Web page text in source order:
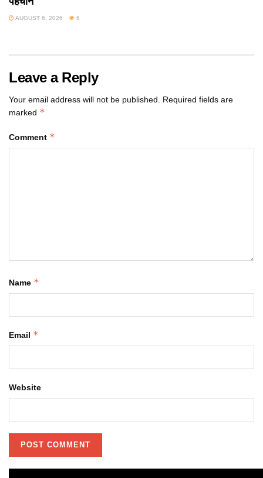
AUGUST 6, 2026 6
Leave a Reply
Your email address will not be published.
Required fields are
marked *
Comment *
Name *
Email *
Website